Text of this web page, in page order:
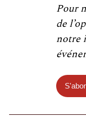
Pour
de
notre